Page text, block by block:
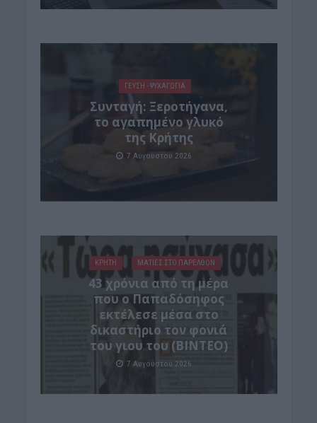
ΓΕΎΣΗ - ΨΥΧΑΓΩΓΊΑ
Συνταγή: Ξεροτήγανα,
το αγαπημένο γλυκό
της Κρήτης
7 Αυγούστου 2026
ΚΡΗΤΗ ΜΑΤΙΕΣ ΣΤΟ ΠΑΡΕΛΘΟΝ
43 χρόνια από τη μέρα
που ο Παπαδόσηφος
εκτέλεσε μέσα στο
δικαστήριο τον φονιά
του γιου του (ΒΙΝΤΕΟ)
7 Αυγούστου 2026